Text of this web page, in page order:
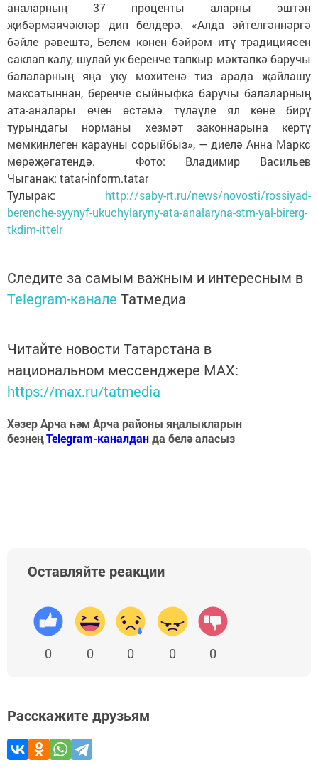
аналарның 37 проценты аларны эштән
җибәрмәячәкләр дип белдерә. «Алда әйтелгәннәргә
бәйле рәвештә, Белем көнен бәйрәм итү традициясен
саклап калу, шулай ук беренче тапкыр мәктәпкә баручы
балаларның яңа уку мохитенә тиз арада җайлашу
максатыннан, беренче сыйныфка баручы балаларның
ата-аналары өчен өстәмә түләүле ял көне бирү
турындагы норманы хезмәт законнарына кертү
мөмкинлеген карауны сорыйбыз», — диелә Анна Маркс
мөрәҗәгатендә. Фото: Владимир Васильев
Чыганак: tatar-inform.tatar
Тулырак: http://saby-rt.ru/news/novosti/rossiyad-
berenche-syynyf-ukuchylaryny-ata-analaryna-stm-yal-birerg-
tkdim-ittelr
Следите за самым важным и интересным в
Telegram-канале Татмедиа
Читайте новости Татарстана в
национальном мессенджере MАХ:
https://max.ru/tatmedia
Хәзер Арча һәм Арча районы яңалыкларын
безнеңTelegram-каналданда белә аласыз
Оставляйте реакции
0 0 0 0 0
Расскажите друзьям